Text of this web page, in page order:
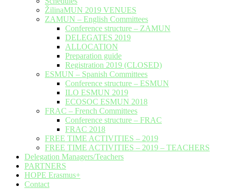
ŽilinaMUN 2019 VENUES
ZAMUN – English Committees
Conference structure – ZAMUN
DELEGATES 2019
ALLOCATION
Preparation guide
Registration 2019 (CLOSED)
ESMUN – Spanish Committees
Conference structure – ESMUN
ILO ESMUN 2019
ECOSOC ESMUN 2018
FRAC – French Committees
Conference structure – FRAC
FRAC 2018
FREE TIME ACTIVITIES – 2019
FREE TIME ACTIVITIES – 2019 – TEACHERS
Delegation Managers/Teachers
PARTNERS
HOPE Erasmus+
Contact